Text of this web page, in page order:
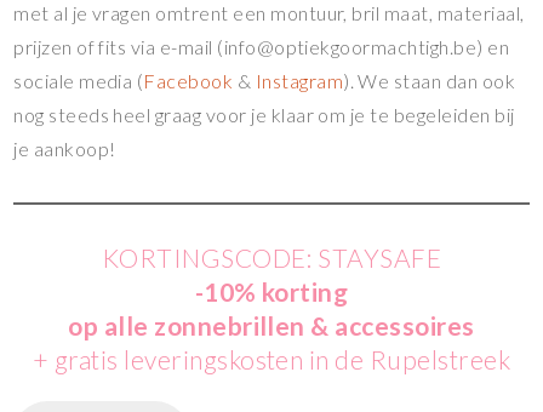
met al je vragen omtrent een montuur, bril maat, materiaal,
prijzen of fits via e-mail (info@optiekgoormachtigh.be) en
sociale media (Facebook & Instagram). We staan dan ook
nog steeds heel graag voor je klaar om je te begeleiden bij
je aankoop!
KORTINGSCODE: STAYSAFE
-10% korting
op alle zonnebrillen & accessoires
+ gratis leveringskosten in de Rupelstreek